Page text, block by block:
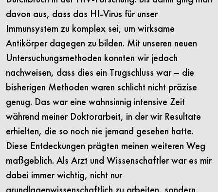
davon aus, dass das HI-Virus für unser
Immunsystem zu komplex sei, um wirksame
Antikörper dagegen zu bilden. Mit unseren neuen
Untersuchungsmethoden konnten wir jedoch
nachweisen, dass dies ein Trugschluss war – die
bisherigen Methoden waren schlicht nicht präzise
genug. Das war eine wahnsinnig intensive Zeit
während meiner Doktorarbeit, in der wir Resultate
erhielten, die so noch nie jemand gesehen hatte.
Diese Entdeckungen prägten meinen weiteren Weg
maßgeblich. Als Arzt und Wissenschaftler war es mir
dabei immer wichtig, nicht nur
grundlagenwissenschaftlich zu arbeiten, sondern